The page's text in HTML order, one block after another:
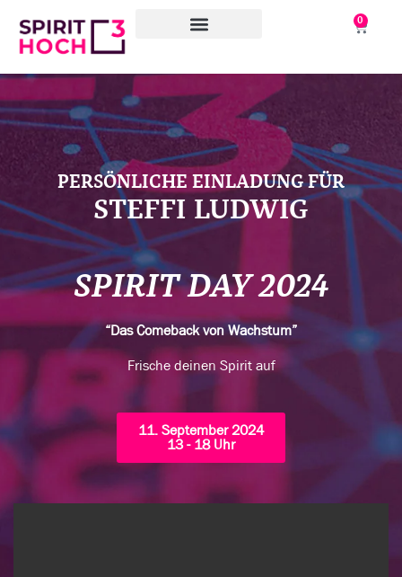
0
PERSÖNLICHE EINLADUNG FÜR
STEFFI LUDWIG
SPIRIT DAY 2024
“Das Comeback von Wachstum”
Frische deinen Spirit auf
11. September 2024
13 - 18 Uhr